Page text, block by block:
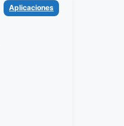
Categorías
Aplicaciones